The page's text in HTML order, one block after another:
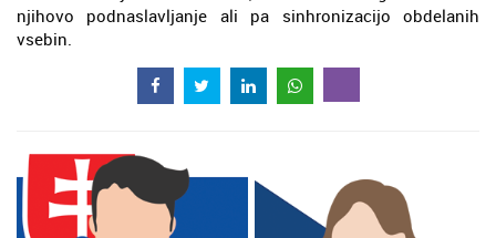
njihovo podnaslavljanje ali pa sinhronizacijo obdelanih
vsebin.